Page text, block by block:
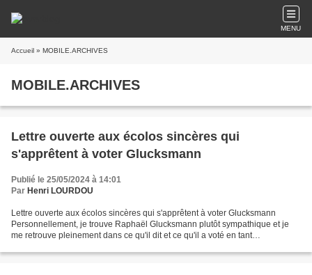
MENU
Accueil » MOBILE.ARCHIVES
MOBILE.ARCHIVES
Lettre ouverte aux écolos sincères qui
s'apprêtent à voter Glucksmann
Publié le 25/05/2024 à 14:01
Par Henri LOURDOU
Lettre ouverte aux écolos sincères qui s'apprêtent à voter Glucksmann
Personnellement, je trouve Raphaël Glucksmann plutôt sympathique et je
me retrouve pleinement dans ce qu'il dit et ce qu'il a voté en tant